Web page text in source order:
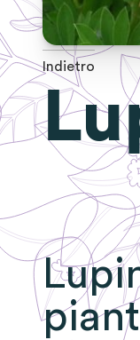
Indietro